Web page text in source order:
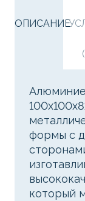
ОПИСАНИЕ
формы с
который